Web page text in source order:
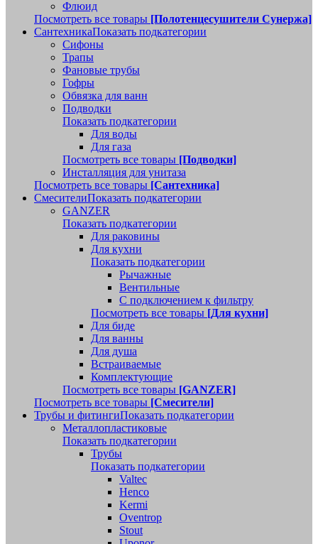
Флюид
Посмотреть все товары [Полотенцесушители Сунержа]
СантехникаПоказать подкатегории
Сифоны
Трапы
Фановые трубы
Гофры
Обвязка для ванн
Подводки
Показать подкатегории
Для воды
Для газа
Посмотреть все товары [Подводки]
Инсталляция для унитаза
Посмотреть все товары [Сантехника]
СмесителиПоказать подкатегории
GANZER
Показать подкатегории
Для раковины
Для кухни
Показать подкатегории
Рычажные
Вентильные
С подключением к фильтру
Посмотреть все товары [Для кухни]
Для биде
Для ванны
Для душа
Встраиваемые
Комплектующие
Посмотреть все товары [GANZER]
Посмотреть все товары [Смесители]
Трубы и фитингиПоказать подкатегории
Металлопластиковые
Показать подкатегории
Трубы
Показать подкатегории
Valtec
Henco
Kermi
Oventrop
Stout